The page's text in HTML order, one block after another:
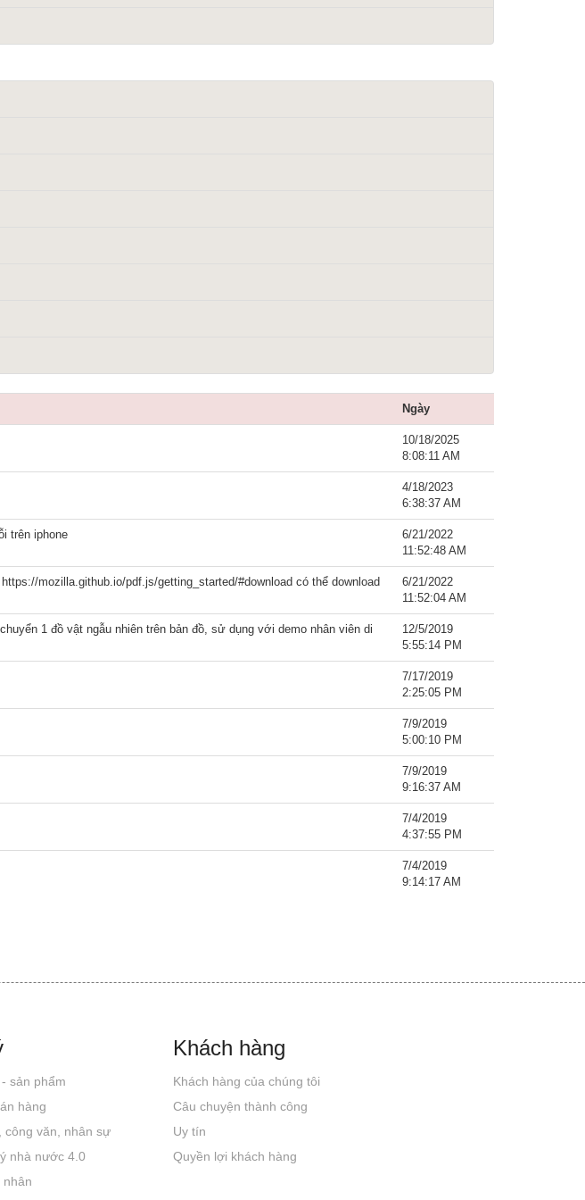
Ngày
10/18/2025
8:08:11 AM
4/18/2023
6:38:37 AM
trên iphone
6/21/2022
11:52:48 AM
mozilla.github.io/pdf.js/getting_started/#download có thể download
6/21/2022
11:52:04 AM
1 đồ vật ngẫu nhiên trên bản đồ, sử dụng với demo nhân viên di
12/5/2019
5:55:14 PM
7/17/2019
2:25:05 PM
7/9/2019
5:00:10 PM
7/9/2019
9:16:37 AM
7/4/2019
4:37:55 PM
7/4/2019
9:14:17 AM
sản phẩm
hàng
công văn, nhân sự
nhà nước 4.0
nhân
Khách hàng
Khách hàng của chúng tôi
Câu chuyện thành công
Uy tín
Quyền lợi khách hàng